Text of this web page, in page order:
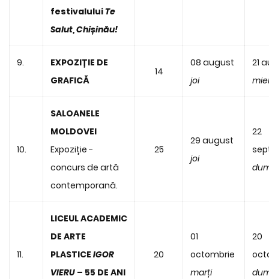
festivaluluiTe
Salut, Chișinău!
9.
EXPOZIȚIE DE
GRAFICĂ
14
08 august
joi
21
10.
SALOANELE
MOLDOVEI
Expoziție -
concurs de artă
contemporană.
25
29 august
joi
22
11.
LICEUL ACADEMIC
DE ARTE
PLASTICE IGOR
VIERU – 55 DE ANI
20
01
octombrie
marți
20